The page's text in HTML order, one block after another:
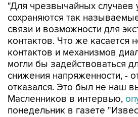
"Для чрезвычайных случаев
сохраняются так
связи и возможности для
контактов. Что же касается
контактов и механизмов
могли бы задействоваться
снижения напряженности, -
отказался. Это был не наш
Масленников в интервью,
понедельник в газете